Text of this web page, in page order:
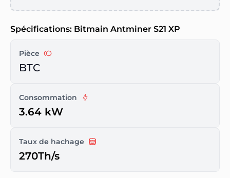
Spécifications: Bitmain Antminer S21 XP
Pièce
BTC
Consommation
3.64 kW
Taux de hachage
270Th/s